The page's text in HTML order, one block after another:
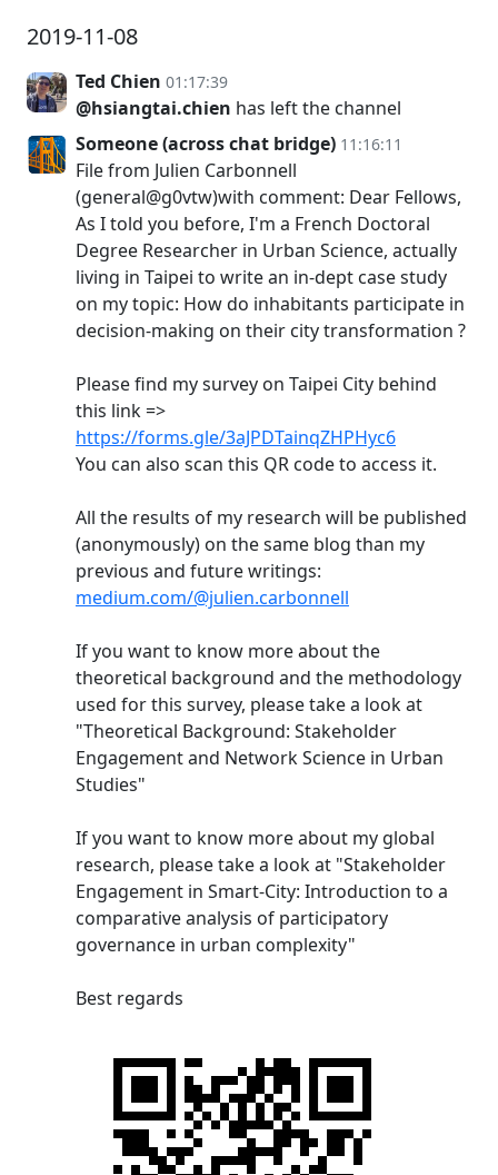
2019-11-08
Ted Chien 01:17:39
@hsiangtai.chien has left the channel
Someone (across chat bridge) 11:16:11
File from Julien Carbonnell
(general@g0vtw)with comment: Dear Fellows,
As I told you before, I'm a French Doctoral
Degree Researcher in Urban Science, actually
living in Taipei to write an in-dept case study
on my topic: How do inhabitants participate in
decision-making on their city transformation ?
Please find my survey on Taipei City behind
this link =>
https://forms.gle/3aJPDTainqZHPHyc6
You can also scan this QR code to access it.
All the results of my research will be published
(anonymously) on the same blog than my
previous and future writings:
medium.com/@julien.carbonnell
If you want to know more about the
theoretical background and the methodology
used for this survey, please take a look at
"Theoretical Background: Stakeholder
Engagement and Network Science in Urban
Studies"
If you want to know more about my global
research, please take a look at "Stakeholder
Engagement in Smart-City: Introduction to a
comparative analysis of participatory
governance in urban complexity"
Best regards